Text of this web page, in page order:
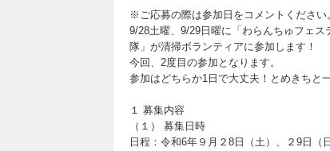
※ご応募の際は参加日をコメントください
9/28土曜、9/29日曜に「わらんちゅフェ
隊」が清掃ボランティアに参加します！
今回、2度目の参加となります。
参加はどちらか1日で大丈夫！とめきちと
１ 募集内容
（１） 募集日時
日程：令和6年９月２8日（土）、２9日（日